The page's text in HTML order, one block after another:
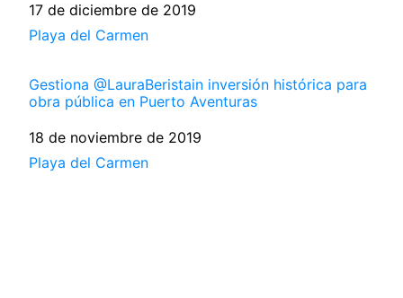
Fecha
17 de diciembre de 2019
Respecto a
Playa del Carmen
Gestiona @LauraBeristain inversión histórica para
obra pública en Puerto Aventuras
Fecha
18 de noviembre de 2019
Respecto a
Playa del Carmen